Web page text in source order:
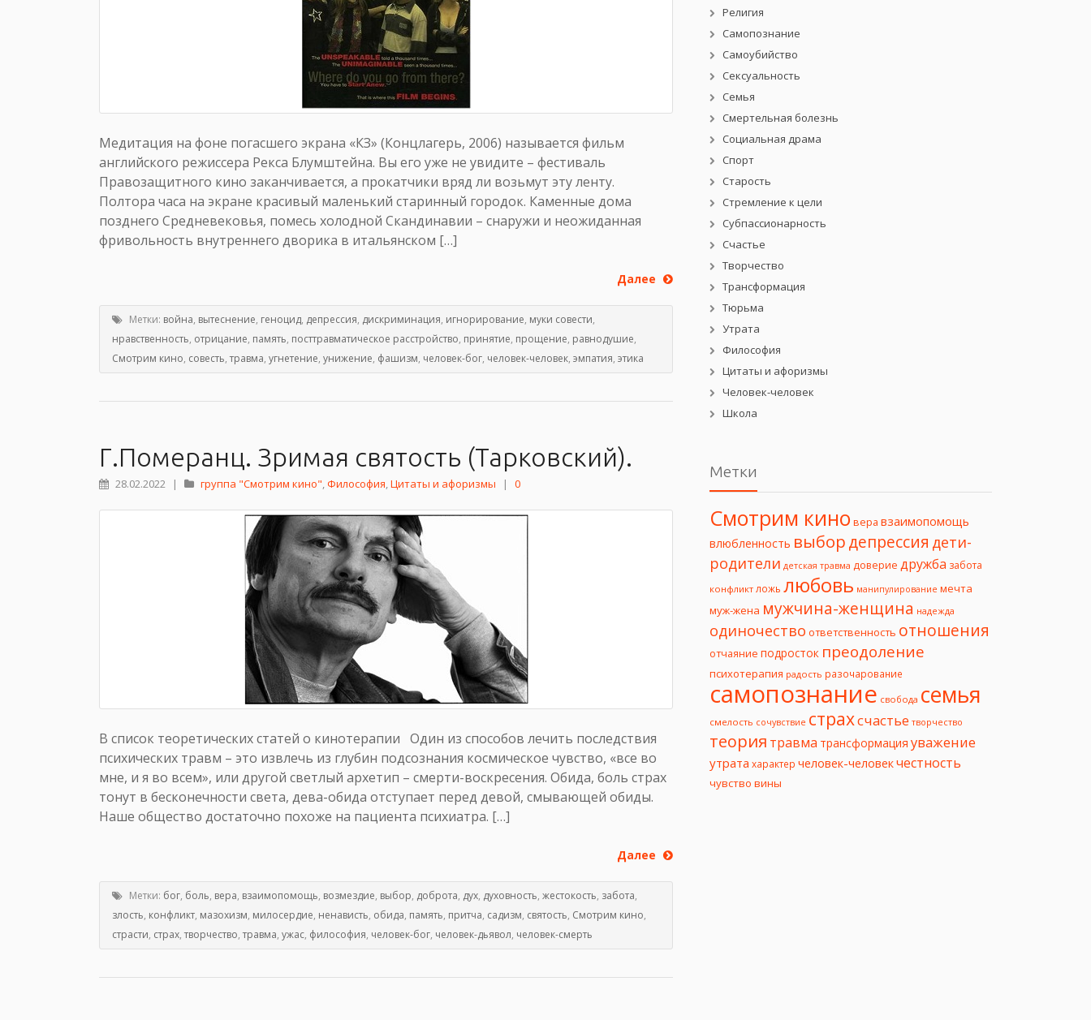
Медитация на фоне погасшего экрана «КЗ» (Концлагерь, 2006) называется фильм
английского режиссера Рекса Блумштейна. Вы его уже не увидите – фестиваль
Правозащитного кино заканчивается, а прокатчики вряд ли возьмут эту ленту.
Полтора часа на экране красивый маленький старинный городок. Каменные дома
позднего Средневековья, помесь холодной Скандинавии – снаружи и неожиданная
фривольность внутреннего дворика в итальянском […]
Далее
Метки: война, вытеснение, геноцид, депрессия, дискриминация, игнорирование, муки совести,
нравственность, отрицание, память, посттравматическое расстройство, принятие, прощение, равнодушие,
Смотрим кино, совесть,травма, угнетение, унижение, фашизм, человек-бог, человек-человек, эмпатия, этика
Г.Померанц. Зримая святость (Тарковский).
28.02.2022 | группа "Смотрим кино",Философия,Цитаты и афоризмы | 0
В список теоретических статей о кинотерапии Один из способов лечить последствия
психических травм – это извлечь из глубин подсознания космическое чувство, «все во
мне, и я во всем», или другой светлый архетип – смерти-воскресения. Обида, боль страх
тонут в бесконечности света, дева-обида отступает перед девой, смывающей обиды.
Наше общество достаточно похоже на пациента психиатра. […]
Далее
Метки: бог, боль, вера, взаимопомощь, возмездие, выбор, доброта, дух, духовность, жестокость, забота,
злость, конфликт, мазохизм, милосердие, ненависть, обида, память, притча, садизм, святость, Смотрим кино,
страсти, страх,творчество,травма, ужас, философия, человек-бог, человек-дьявол, человек-смерть
Религия
Самопознание
Самоубийство
Сексуальность
Семья
Смертельная болезнь
Социальная драма
Спорт
Старость
Стремление к цели
Субпассионарность
Счастье
Творчество
Трансформация
Тюрьма
Утрата
Философия
Цитаты и афоризмы
Человек-человек
Школа
Метки
Смотрим кино вера взаимопомощь
влюбленность выбордепрессия дети-
родители детская травма доверие дружба забота
конфликт ложь любовь манипулирование мечта
муж-жена мужчина-женщина надежда
одиночество ответственность отношения
отчаяние подросток преодоление
психотерапия радость разочарование
самопознание свобода семья
смелость сочувствие страхсчастье творчество
теория травма трансформация уважение
утрата характер человек-человекчестность
чувство вины